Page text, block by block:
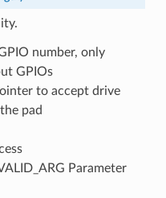
number, only
GPIOs
to accept drive
pad
Parameter